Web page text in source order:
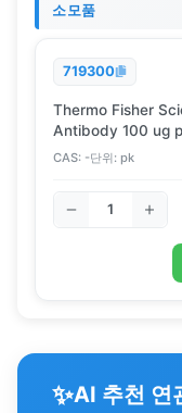
소모품
719300
Thermo Fisher
Antibody 100 ug
CAS: -단위: pk
✨AI 추천 연